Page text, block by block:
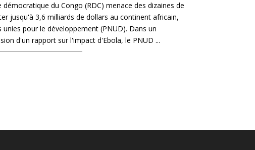
démocratique du Congo (RDC) menace des dizaines de
jusqu'à 3,6 milliards de dollars au continent africain,
pour le développement (PNUD). Dans un
d'un rapport sur l'impact d'Ebola, le PNUD ...